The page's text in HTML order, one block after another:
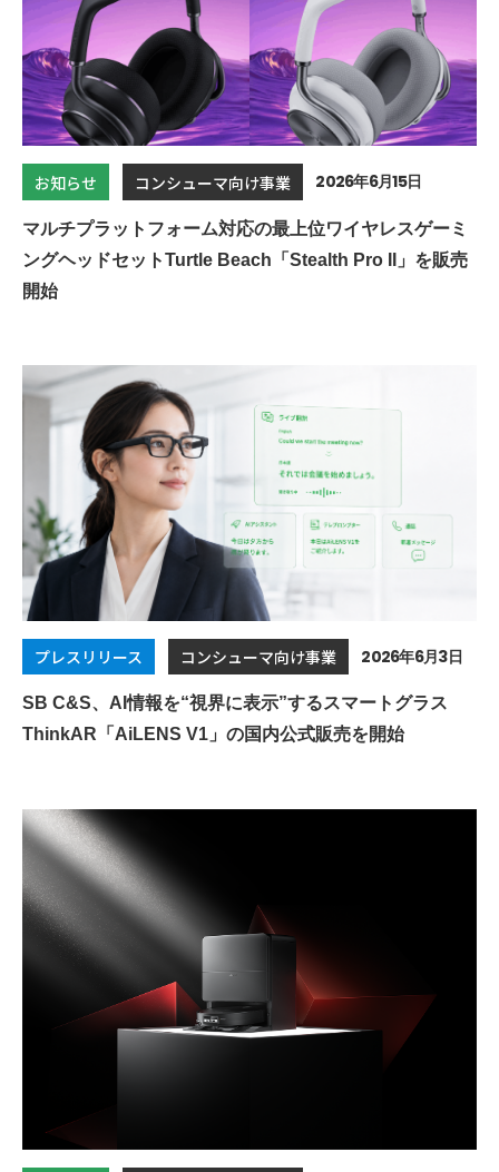
お知らせ コンシューマ向け事業 2026年6月15日
マルチプラットフォーム対応の最上位ワイヤレスゲーミ
ングヘッドセットTurtle Beach「Stealth Pro II」を販売
開始
プレスリリース コンシューマ向け事業 2026年6月3日
SB C&S、AI情報を“視界に表示”するスマートグラス
ThinkAR「AiLENS V1」の国内公式販売を開始